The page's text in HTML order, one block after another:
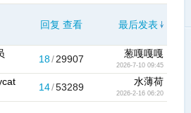
回复 查看 最后发表
18/ 29907 葱嘎嘎嘎
2026-7-10 09:45
14/53289 水薄荷
2026-2-16 06:20